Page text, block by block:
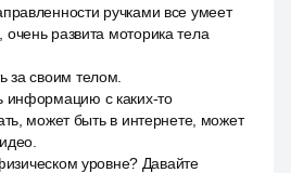
ручками все умеет
развита моторика тела
за своим телом.
информацию с каких-то
может быть в интернете, может
уровне? Давайте